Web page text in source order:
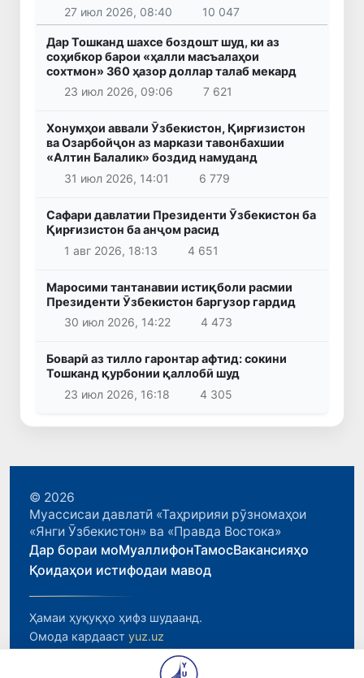
27 июл 2026, 08:40 10 047
Дар Тошканд шахсе боздошт шуд, ки аз
соҳибкор барои «ҳалли масъалаҳои
сохтмон» 360 ҳазор доллар талаб мекард
23 июл 2026, 09:06
7 621
Хонумҳои аввали Ӯзбекистон, Қирғизистон
ва Озарбойҷон аз маркази тавонбахшии
«Алтин Балалик» боздид намуданд
31 июл 2026, 14:01
6 779
Сафари давлатии Президенти Ӯзбекистон ба
Қирғизистон ба анҷом расид
1 авг 2026, 18:13
4 651
Маросими тантанавии истиқболи расмии
Президенти Ӯзбекистон баргузор гардид
30 июл 2026, 14:22
4 473
Боварӣ аз тилло гаронтар афтид: сокини
Тошканд қурбонии қаллобӣ шуд
23 июл 2026, 16:18
4 305
© 2026
Муассисаи давлатӣ «Таҳририяи рӯзномаҳои
«Янги Ӯзбекистон» ва «Правда Востока»
Дар бораи моМуаллифонТамосВакансияҳо
Қоидаҳои истифодаи мавод
Ҳамаи ҳуқуқҳо ҳифз шудаанд.
Омода кардааст yuz.uz